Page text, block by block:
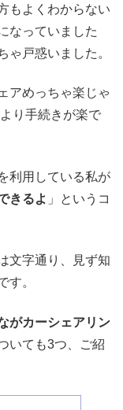
もよくわからない
なっていました
ゃ戸惑いました。
アめっちゃ楽じゃ
り手続きが楽で
利用している私が
きるよ 」というコ
文字通り、見ず知
す。
がカーシェアリン
いても3つ、ご紹